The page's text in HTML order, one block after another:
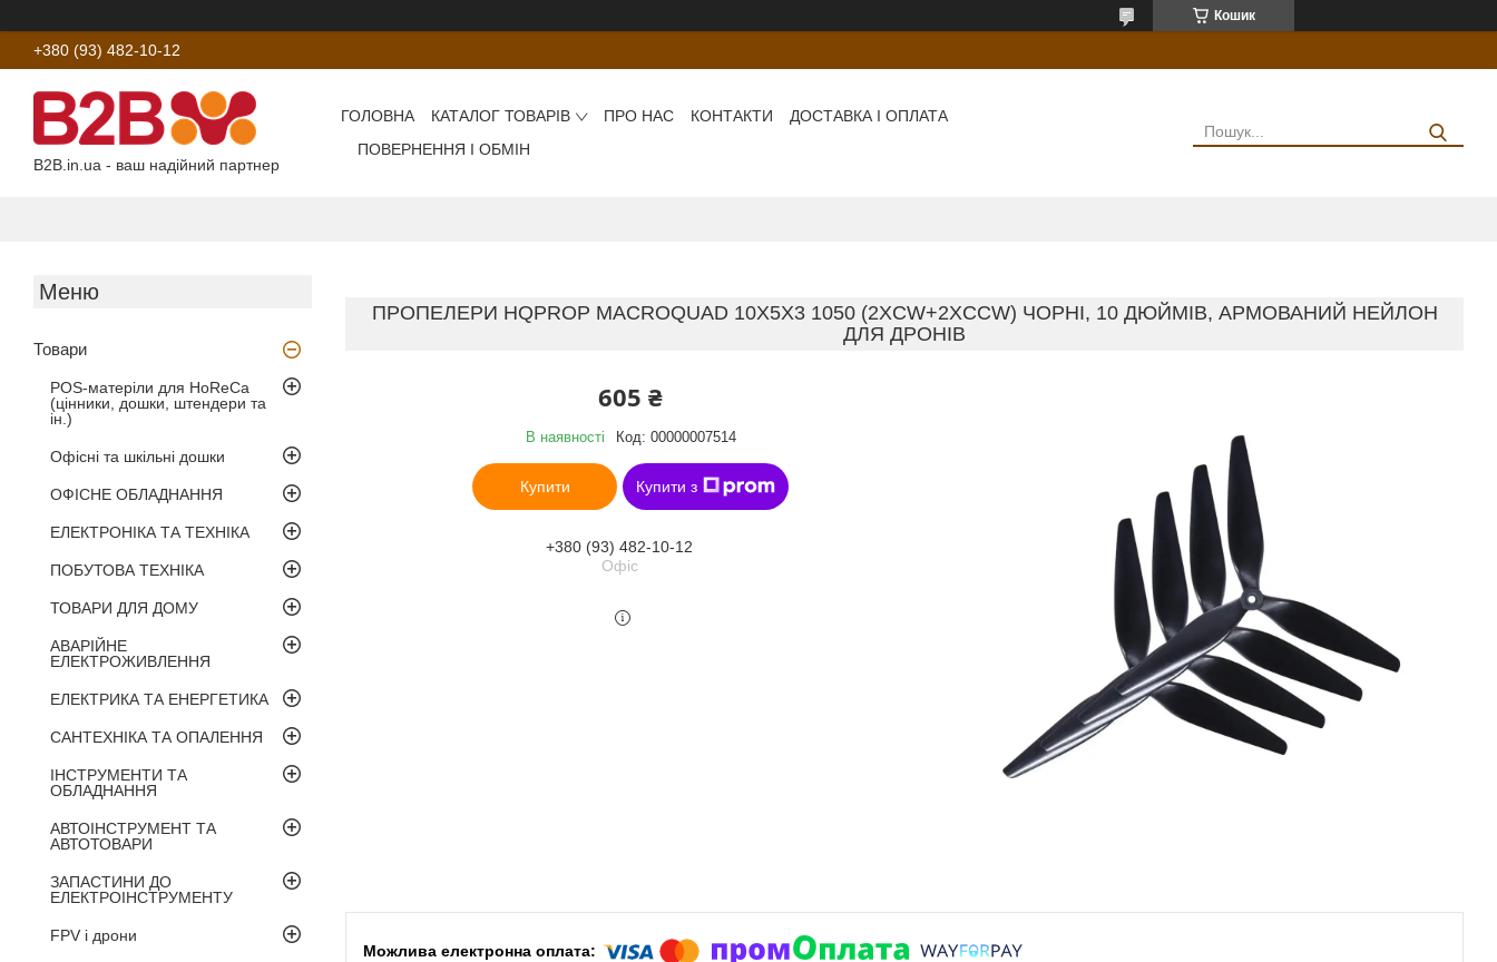
Кошик
+380 (93) 482-10-12
B2B.in.ua - ваш надійний партнер
ГОЛОВНА КАТАЛОГ ТОВАРІВ ПРО НАС КОНТАКТИ
ДОСТАВКА І ОПЛАТА
ПОВЕРНЕННЯ І ОБМІН
Товари
POS-матеріли для HoReCa
(цінники, дошки, штендери та
ін.)
Офісні та шкільні дошки
ОФІСНЕ ОБЛАДНАННЯ
ЕЛЕКТРОНІКА ТА ТЕХНІКА
ПОБУТОВА ТЕХНІКА
ТОВАРИ ДЛЯ ДОМУ
АВАРІЙНЕ
ЕЛЕКТРОЖИВЛЕННЯ
ЕЛЕКТРИКА ТА ЕНЕРГЕТИКА
САНТЕХНІКА ТА ОПАЛЕННЯ
ІНСТРУМЕНТИ ТА
ОБЛАДНАННЯ
АВТОІНСТРУМЕНТ ТА
АВТОТОВАРИ
ЗАПАСТИНИ ДО
ЕЛЕКТРОІНСТРУМЕНТУ
FPV і дрони
ПРОПЕЛЕРИ HQPROP MACROQUAD 10X5X3 1050 (2XCW+2XCCW) ЧОРНІ, 10 ДЮЙМІВ, АРМОВАНИЙ НЕЙЛОН
ДЛЯ ДРОНІВ
605 ₴
В наявності Код: 00000007514
Купити Купити з
+380 (93) 482-10-12
Офіс